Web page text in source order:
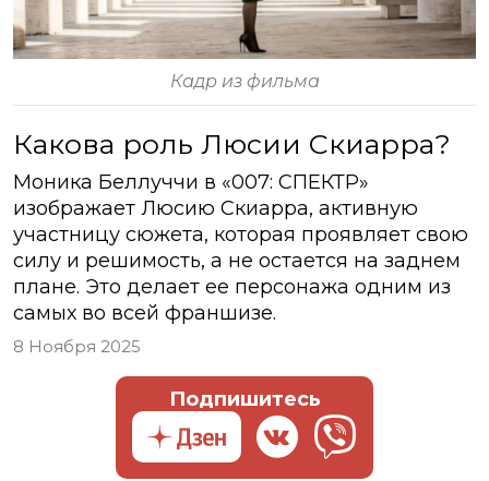
Кадр из фильма
Какова роль Люсии Скиарра?
Моника Беллуччи в «007: СПЕКТР»
изображает Люсию Скиарра, активную
участницу сюжета, которая проявляет свою
силу и решимость, а не остается на заднем
плане. Это делает ее персонажа одним из
самых во всей франшизе.
8 Ноября 2025
Подпишитесь